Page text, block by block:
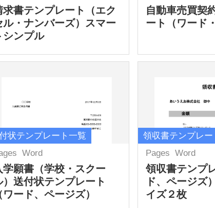
求書テンプレート（エク
ル・ナンバーズ）スマー
シンプル
自動車売買契
ート（ワード
状テンプレート一覧
Word
学願書（学校・スクー
）送付状テンプレート
ワード、ページズ）
領収書テンプレー
Pages Word
領収書テンプ
ド、ページズ
イズ２枚